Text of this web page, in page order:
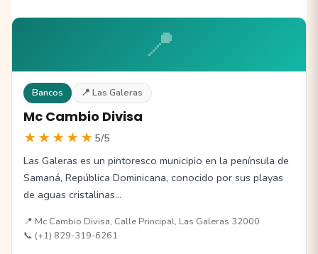
📍
Bancos 📍 Las Galeras
Mc Cambio Divisa
★★★★★ 5/5
Las Galeras es un pintoresco municipio en la península de
Samaná, República Dominicana, conocido por sus playas
de aguas cristalinas…
📍 Mc Cambio Divisa, Calle Principal, Las Galeras 32000
📞 (+1) 829-319-6261